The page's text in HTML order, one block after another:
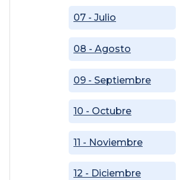
07 - Julio
08 - Agosto
09 - Septiembre
10 - Octubre
11 - Noviembre
12 - Diciembre